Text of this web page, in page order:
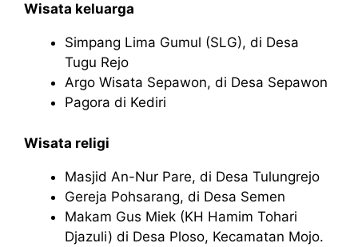
Wisata keluarga
Simpang Lima Gumul (SLG), di Desa
Tugu Rejo
Argo Wisata Sepawon, di Desa Sepawon
Pagora di Kediri
Wisata religi
Masjid An-Nur Pare, di Desa Tulungrejo
Gereja Pohsarang, di Desa Semen
Makam Gus Miek (KH Hamim Tohari
Djazuli) di Desa Ploso, Kecamatan Mojo.